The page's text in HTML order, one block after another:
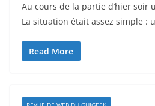
Au cours de la partie d’hier soir
La situation était assez simple :
Read More